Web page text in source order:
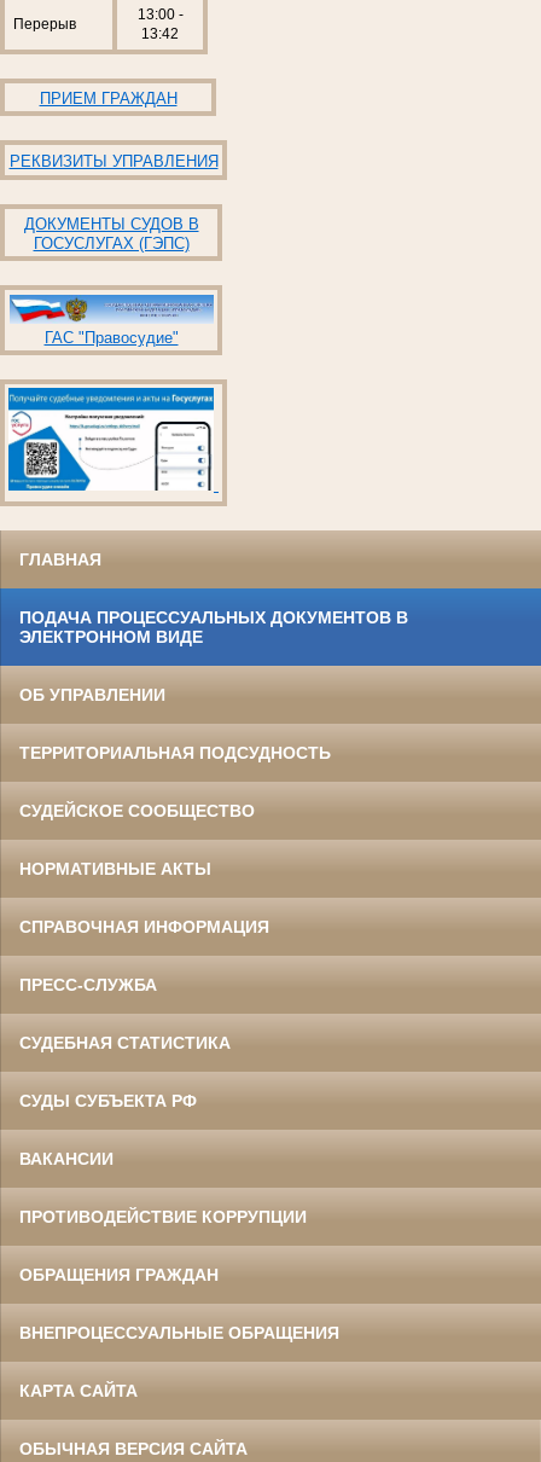
Перерыв
13:00 -
13:42
ПРИЕМ ГРАЖДАН
РЕКВИЗИТЫ УПРАВЛЕНИЯ
ДОКУМЕНТЫ СУДОВ В
ГОСУСЛУГАХ (ГЭПС)
ГАС "Правосудие"
ГЛАВНАЯ
ПОДАЧА ПРОЦЕССУАЛЬНЫХ ДОКУМЕНТОВ В
ЭЛЕКТРОННОМ ВИДЕ
ОБ УПРАВЛЕНИИ
ТЕРРИТОРИАЛЬНАЯ ПОДСУДНОСТЬ
СУДЕЙСКОЕ СООБЩЕСТВО
НОРМАТИВНЫЕ АКТЫ
СПРАВОЧНАЯ ИНФОРМАЦИЯ
ПРЕСС-СЛУЖБА
СУДЕБНАЯ СТАТИСТИКА
СУДЫ СУБЪЕКТА РФ
ВАКАНСИИ
ПРОТИВОДЕЙСТВИЕ КОРРУПЦИИ
ОБРАЩЕНИЯ ГРАЖДАН
ВНЕПРОЦЕССУАЛЬНЫЕ ОБРАЩЕНИЯ
КАРТА САЙТА
ОБЫЧНАЯ ВЕРСИЯ САЙТА